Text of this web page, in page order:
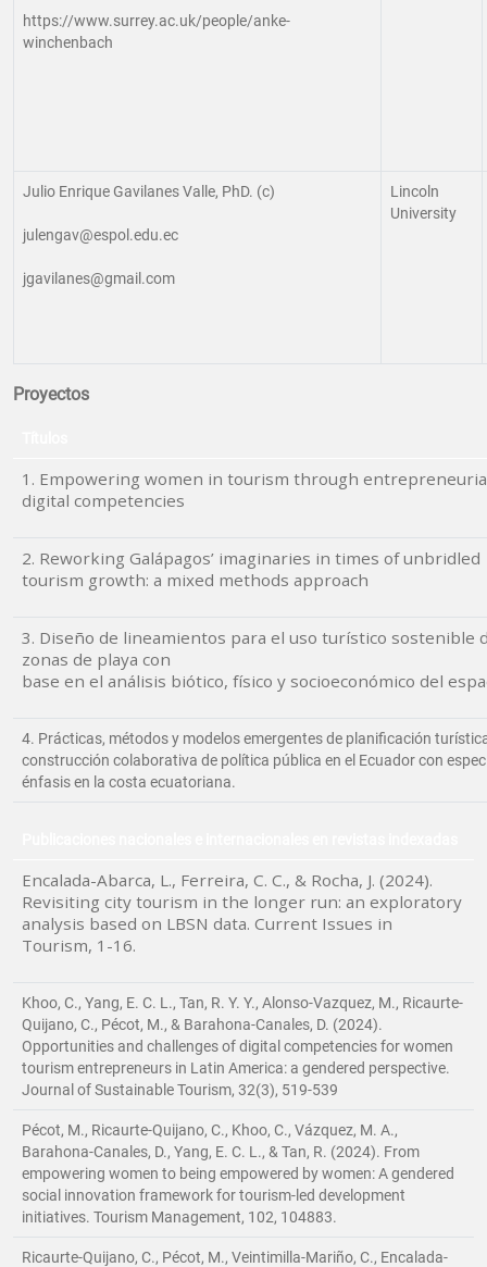
https://www.surrey.ac.uk/people/anke-
winchenbach
Julio Enrique Gavilanes Valle, PhD. (c)
julengav@espol.edu.ec
jgavilanes@gmail.com
Lincoln
University
Proyectos
1. Empowering women in tourism through
digital competencies
2. Reworking Galápagos’ imaginaries in times of unbridled
tourism growth: a mixed methods approach
3. Diseño de lineamientos para el uso turístico sostenible
zonas de playa con
base en el análisis biótico, físico y socioeconómico del
4. Prácticas, métodos y modelos emergentes de planificación
construcción colaborativa de política pública en el Ecuador con
énfasis en la costa ecuatoriana.
Encalada-Abarca, L., Ferreira, C. C., & Rocha, J. (2024).
Revisiting city tourism in the longer run: an exploratory
analysis based on LBSN data. Current Issues in
Tourism, 1-16.
Khoo, C., Yang, E. C. L., Tan, R. Y. Y., Alonso-Vazquez, M., Ricaurte-
Quijano, C., Pécot, M., & Barahona-Canales, D. (2024).
Opportunities and challenges of digital competencies for women
tourism entrepreneurs in Latin America: a gendered perspective.
Journal of Sustainable Tourism, 32(3), 519-539
Pécot, M., Ricaurte-Quijano, C., Khoo, C., Vázquez, M. A.,
Barahona-Canales, D., Yang, E. C. L., & Tan, R. (2024). From
empowering women to being empowered by women: A gendered
social innovation framework for tourism-led development
initiatives. Tourism Management, 102, 104883.
Ricaurte-Quijano, C., Pécot, M., Veintimilla-Mariño, C., Encalada-